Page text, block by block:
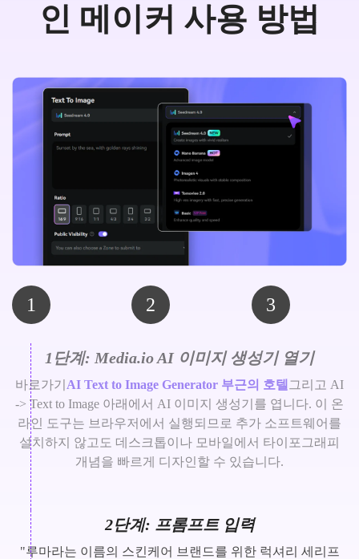
인 메이커 사용 방법
1 2 3
1단계: Media.io AI 이미지 생성기 열기
바로가기 AI Text to Image Generator 부근의 호텔 그리고 AI
-> Text to Image 아래에서 AI 이미지 생성기를 엽니다. 이 온
라인 도구는 브라우저에서 실행되므로 추가 소프트웨어를
설치하지 않고도 데스크톱이나 모바일에서 타이포그래피
개념을 빠르게 디자인할 수 있습니다.
2단계: 프롬프트 입력
"루마라는 이름의 스킨케어 브랜드를 위한 럭셔리 세리프